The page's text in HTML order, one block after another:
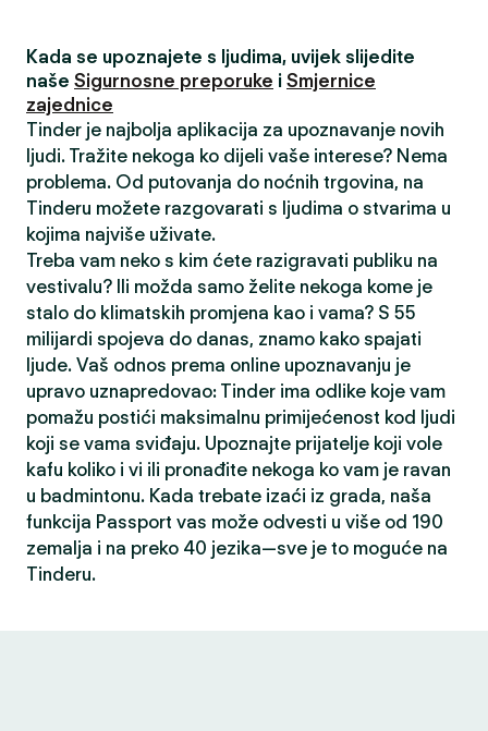
Kada se upoznajete s ljudima, uvijek slijedite
naše Sigurnosne preporuke i Smjernice
zajednice
Tinder je najbolja aplikacija za upoznavanje novih
ljudi. Tražite nekoga ko dijeli vaše interese? Nema
problema. Od putovanja do noćnih trgovina, na
Tinderu možete razgovarati s ljudima o stvarima u
kojima najviše uživate.
Treba vam neko s kim ćete razigravati publiku na
vestivalu? Ili možda samo želite nekoga kome je
stalo do klimatskih promjena kao i vama? S 55
milijardi spojeva do danas, znamo kako spajati
ljude. Vaš odnos prema online upoznavanju je
upravo uznapredovao: Tinder ima odlike koje vam
pomažu postići maksimalnu primijećenost kod ljudi
koji se vama sviđaju. Upoznajte prijatelje koji vole
kafu koliko i vi ili pronađite nekoga ko vam je ravan
u badmintonu. Kada trebate izaći iz grada, naša
funkcija Passport vas može odvesti u više od 190
zemalja i na preko 40 jezika—sve je to moguće na
Tinderu.